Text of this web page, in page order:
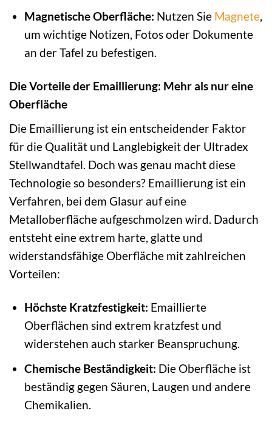
Magnetische Oberfläche: Nutzen Sie Magnete,
um wichtige Notizen, Fotos oder Dokumente
an der Tafel zu befestigen.
Die Vorteile der Emaillierung: Mehr als nur eine
Oberfläche
Die Emaillierung ist ein entscheidender Faktor
für die Qualität und Langlebigkeit der Ultradex
Stellwandtafel. Doch was genau macht diese
Technologie so besonders? Emaillierung ist ein
Verfahren, bei dem Glasur auf eine
Metalloberfläche aufgeschmolzen wird. Dadurch
entsteht eine extrem harte, glatte und
widerstandsfähige Oberfläche mit zahlreichen
Vorteilen:
Höchste Kratzfestigkeit: Emaillierte
Oberflächen sind extrem kratzfest und
widerstehen auch starker Beanspruchung.
Chemische Beständigkeit: Die Oberfläche ist
beständig gegen Säuren, Laugen und andere
Chemikalien.